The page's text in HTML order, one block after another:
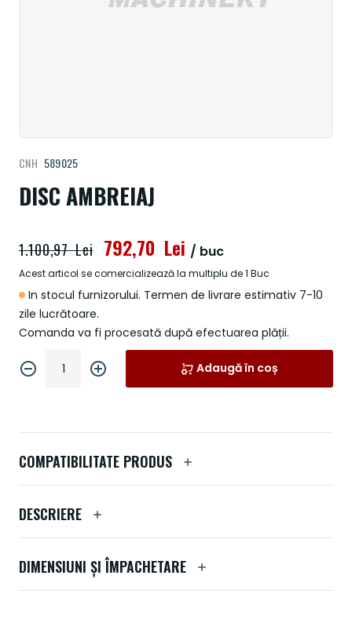
DISC AMBREIAJ
CNH 589025
In stocul furnizorului. Termen de livrare estimativ 7-10
zile lucrătoare.
Comanda va fi procesată după efectuarea plății.
792,70 Lei
1.100,97 Lei / buc
Acest articol se comercializează la multiplu de 1 Buc
Adaugă în coș
la
începutul
galeriei
imagini
COMPATIBILITATE PRODUS
DESCRIERE
DIMENSIUNI ȘI ÎMPACHETARE